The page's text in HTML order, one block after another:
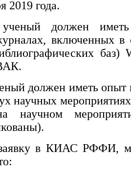
2019 года.
должен
включенных в
баз)
должен иметь опыт
научных
научном
в КИАС РФФИ,